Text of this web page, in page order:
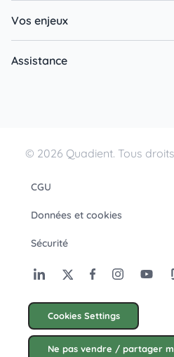
Vos enjeux
Assistance
© 2026 Quadient. Tous
CGU
Données et cookies
Sécurité
Cookies Settings
Ne pas vendre / partager